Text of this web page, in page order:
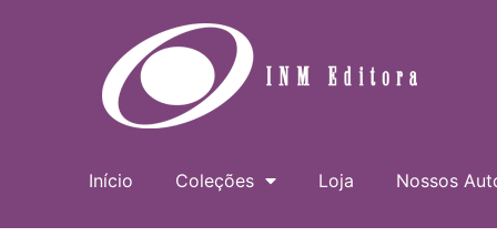
Início Coleções Loja Nossos